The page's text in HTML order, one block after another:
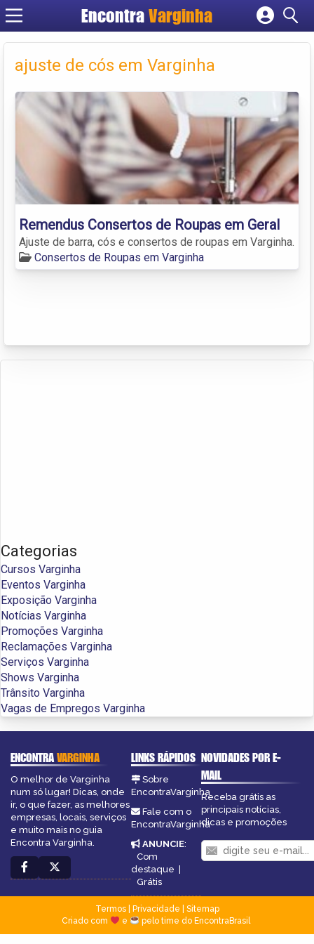
EncontraVarginha
Cadastrar empresa
Criar conta
ajuste de cós em Varginha
Remendus Consertos de Roupas em Geral
Ajuste de barra, cós e consertos de roupas em Varginha.
Consertos de Roupas em Varginha
Categorias
Cursos Varginha
Eventos Varginha
Exposição Varginha
Notícias Varginha
Promoções Varginha
Reclamações Varginha
Serviços Varginha
Shows Varginha
Trânsito Varginha
Vagas de Empregos Varginha
ENCONTRAVARGINHA
O melhor de Varginha
num só lugar! Dicas, onde
ir, o que fazer, as melhores
empresas, locais, serviços
e muito mais no guia
Encontra Varginha.
LINKS RÁPIDOS
Sobre
EncontraVarginha
Fale com o
EncontraVarginha
ANUNCIE:
Com
destaque |
Grátis
NOVIDADES POR E-
MAIL
Receba grátis as
principais notícias,
dicas e promoções
Termos| Privacidade
Sitemap
Criado com
e pelo time do EncontraBrasil